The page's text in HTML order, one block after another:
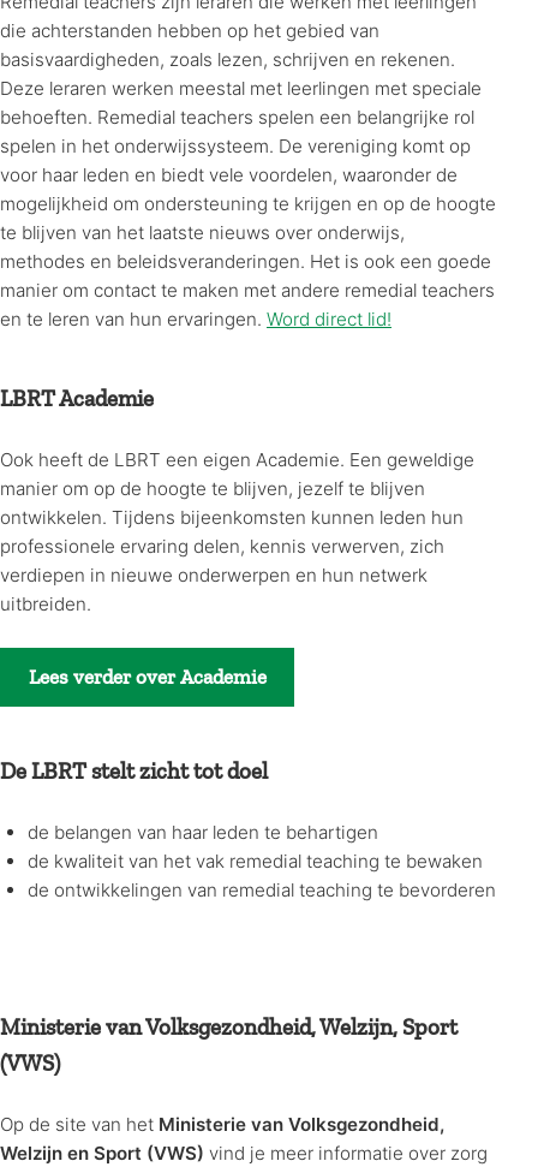
die achterstanden hebben op het gebied van
basisvaardigheden, zoals lezen, schrijven en rekenen.
Deze leraren werken meestal met leerlingen met speciale
behoeften. Remedial teachers spelen een belangrijke rol
spelen in het onderwijssysteem. De vereniging komt op
voor haar leden en biedt vele voordelen, waaronder de
mogelijkheid om ondersteuning te krijgen en op de hoogte
te blijven van het laatste nieuws over onderwijs,
methodes en beleidsveranderingen. Het is ook een goede
manier om contact te maken met andere remedial teachers
en te leren van hun ervaringen. Word direct lid!
LBRT Academie
Ook heeft de LBRT een eigen Academie. Een geweldige
manier om op de hoogte te blijven, jezelf te blijven
ontwikkelen. Tijdens bijeenkomsten kunnen leden hun
professionele ervaring delen, kennis verwerven, zich
verdiepen in nieuwe onderwerpen en hun netwerk
uitbreiden.
Lees verder over Academie
De LBRT stelt zicht tot doel
de belangen van haar leden te behartigen
de kwaliteit van het vak remedial teaching te bewaken
de ontwikkelingen van remedial teaching te bevorderen
Ministerie van Volksgezondheid, Welzijn, Sport
(VWS)
Op de site van het Ministerie van Volksgezondheid,
Welzijn en Sport (VWS) vind je meer informatie over zorg